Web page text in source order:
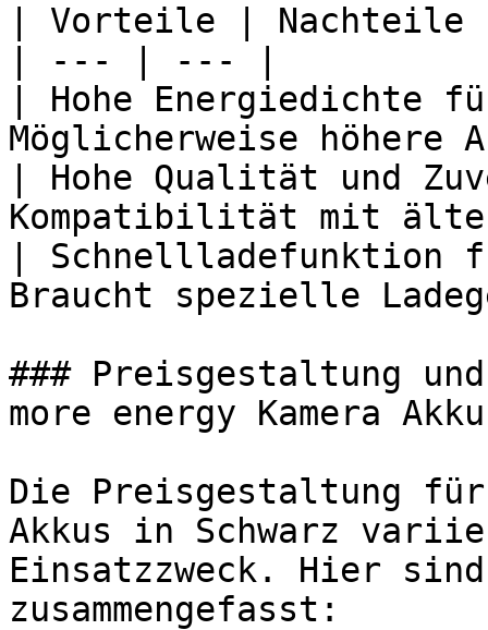
| Vorteile | Nachteile
| --- | --- |
| Hohe Energiedichte
Möglicherweise höhere
| Hohe Qualität und
Kompatibilität mit
| Schnellladefunktion
Braucht spezielle
### Preisgestaltung
more energy Kamera
Die Preisgestaltung für
Akkus in Schwarz
Einsatzzweck. Hier
zusammengefasst: